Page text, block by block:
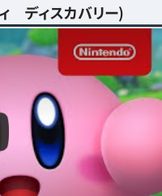
ディスカバリー)